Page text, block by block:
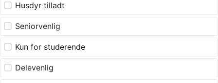
Husdyr tilladt
Seniorvenlig
Kun for studerende
Delevenlig